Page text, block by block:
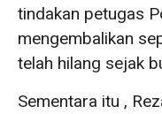
tindakan petugas
mengembalikan
telah hilang sejak
Sementara itu ,